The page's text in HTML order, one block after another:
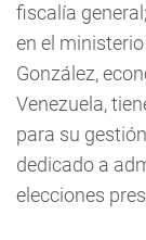
fiscalía
en el
González,
Venezuela,
para su
dedicado a
elecciones